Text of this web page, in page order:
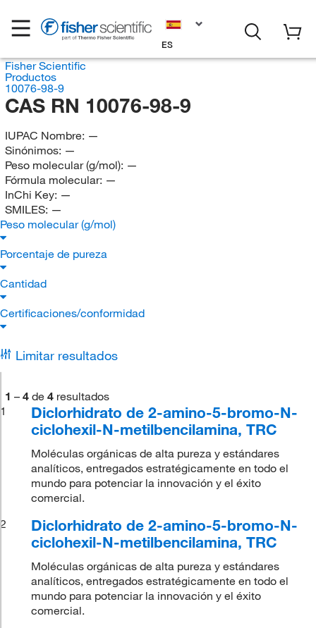
ES
Fisher Scientific
Productos
10076-98-9
CAS RN 10076-98-9
IUPAC Nombre: —
Sinónimos: —
Peso molecular (g/mol): —
Fórmula molecular: —
InChi Key: —
SMILES: —
Peso molecular (g/mol)
Porcentaje de pureza
Cantidad
Certificaciones/conformidad
Limitar resultados
1 – 4 de 4 resultados
1
Diclorhidrato de 2-amino-5-bromo-N-
ciclohexil-N-metilbencilamina, TRC
Moléculas orgánicas de alta pureza y estándares
analíticos, entregados estratégicamente en todo el
mundo para potenciar la innovación y el éxito
comercial.
2
Diclorhidrato de 2-amino-5-bromo-N-
ciclohexil-N-metilbencilamina, TRC
Moléculas orgánicas de alta pureza y estándares
analíticos, entregados estratégicamente en todo el
mundo para potenciar la innovación y el éxito
comercial.